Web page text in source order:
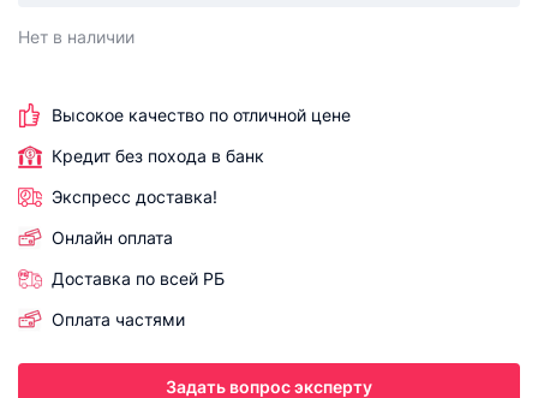
Нет в наличии
Высокое качество по отличной цене
Кредит без похода в банк
Экспресс доставка!
Онлайн оплата
Доставка по всей РБ
Оплата частями
Задать вопрос эксперту